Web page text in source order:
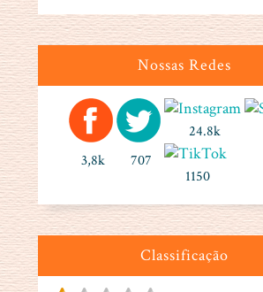
Nossas Redes
3,8k 707
24.8k
1150
Classificação